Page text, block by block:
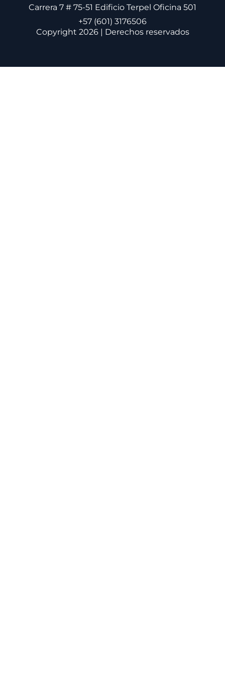
Carrera 7 # 75-51 Edificio Terpel Oficina 501
+57 (601) 3176506
Copyright 2026 | Derechos reservados